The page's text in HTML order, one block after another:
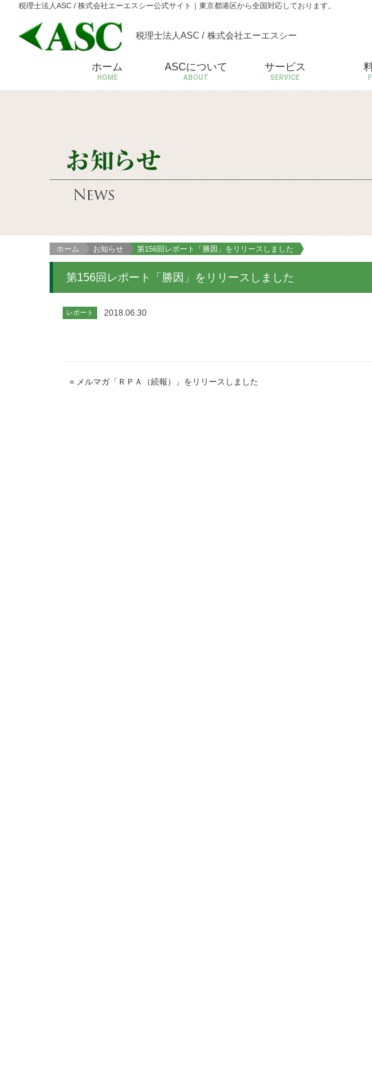
税理士法人ASC / 株式会社エーエスシー公式サイト ｜東京都港区から全国対応しております。
税理士法人ASC / 株式会社エーエスシー
ホーム
HOME
ASCについて
ABOUT
サービス
SERVICE
ホーム お知らせ 第156回レポート「勝因」をリリースしました
第156回レポート「勝因」をリリースしました
レポート 2018.06.30
« メルマガ「ＲＰＡ（続報）」をリリースしました